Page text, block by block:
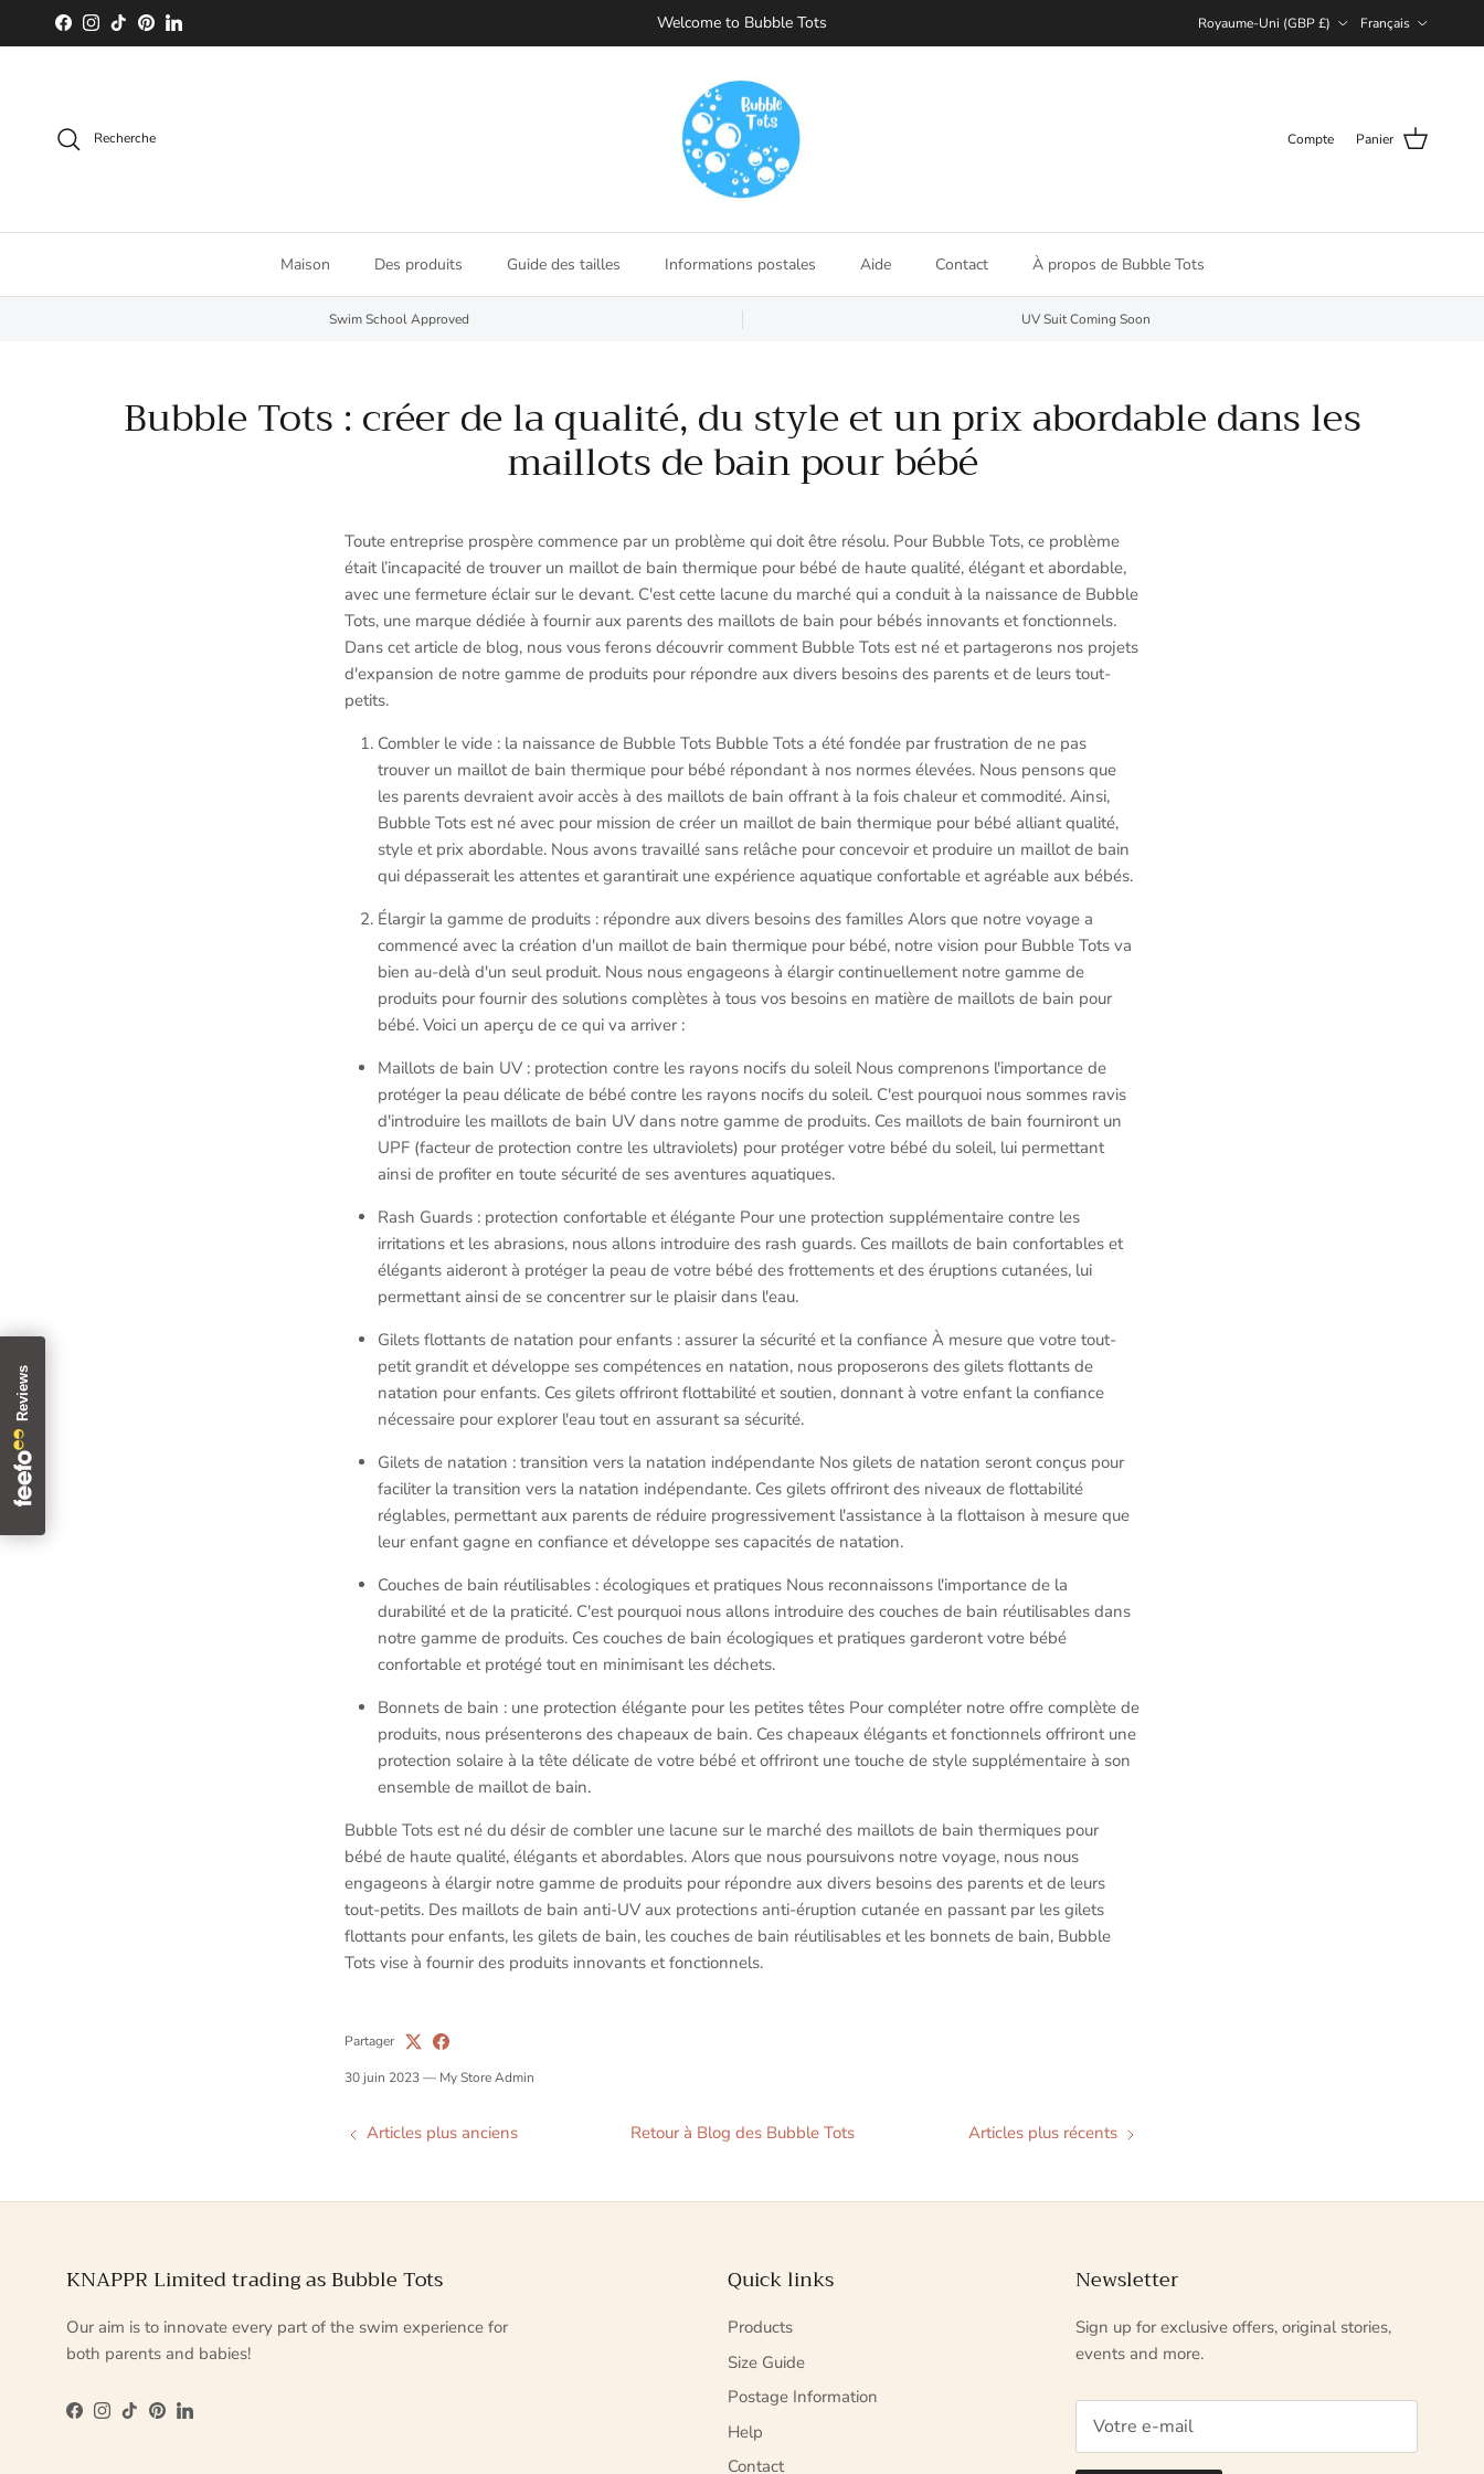
Aller au contenu
FacebookInstagram
TikTokPinterestLinkedIn Welcome to Bubble Tots Royaume-Uni (GBP £) Français
Recherche Compte Panier
Maison Des produits Guide des tailles Informations postales Aide Contact À propos de Bubble Tots
Swim School Approved UV Suit Coming Soon
Bubble Tots : créer de la qualité, du style et un prix abordable dans les
maillots de bain pour bébé
Toute entreprise prospère commence par un problème qui doit être résolu. Pour Bubble Tots, ce problème
était l’incapacité de trouver un maillot de bain thermique pour bébé de haute qualité, élégant et abordable,
avec une fermeture éclair sur le devant. C'est cette lacune du marché qui a conduit à la naissance de Bubble
Tots, une marque dédiée à fournir aux parents des maillots de bain pour bébés innovants et fonctionnels.
Dans cet article de blog, nous vous ferons découvrir comment Bubble Tots est né et partagerons nos projets
d'expansion de notre gamme de produits pour répondre aux divers besoins des parents et de leurs tout-
petits.
Combler le vide : la naissance de Bubble Tots Bubble Tots a été fondée par frustration de ne pas
trouver un maillot de bain thermique pour bébé répondant à nos normes élevées. Nous pensons que
les parents devraient avoir accès à des maillots de bain offrant à la fois chaleur et commodité. Ainsi,
Bubble Tots est né avec pour mission de créer un maillot de bain thermique pour bébé alliant qualité,
style et prix abordable. Nous avons travaillé sans relâche pour concevoir et produire un maillot de bain
qui dépasserait les attentes et garantirait une expérience aquatique confortable et agréable aux bébés.
Élargir la gamme de produits : répondre aux divers besoins des familles Alors que notre voyage a
commencé avec la création d'un maillot de bain thermique pour bébé, notre vision pour Bubble Tots va
bien au-delà d'un seul produit. Nous nous engageons à élargir continuellement notre gamme de
produits pour fournir des solutions complètes à tous vos besoins en matière de maillots de bain pour
bébé. Voici un aperçu de ce qui va arriver :
Maillots de bain UV : protection contre les rayons nocifs du soleil Nous comprenons l'importance de
protéger la peau délicate de bébé contre les rayons nocifs du soleil. C'est pourquoi nous sommes ravis
d'introduire les maillots de bain UV dans notre gamme de produits. Ces maillots de bain fourniront un
UPF (facteur de protection contre les ultraviolets) pour protéger votre bébé du soleil, lui permettant
ainsi de profiter en toute sécurité de ses aventures aquatiques.
Rash Guards : protection confortable et élégante Pour une protection supplémentaire contre les
irritations et les abrasions, nous allons introduire des rash guards. Ces maillots de bain confortables et
élégants aideront à protéger la peau de votre bébé des frottements et des éruptions cutanées, lui
permettant ainsi de se concentrer sur le plaisir dans l'eau.
Gilets flottants de natation pour enfants : assurer la sécurité et la confiance À mesure que votre tout-
petit grandit et développe ses compétences en natation, nous proposerons des gilets flottants de
natation pour enfants. Ces gilets offriront flottabilité et soutien, donnant à votre enfant la confiance
nécessaire pour explorer l'eau tout en assurant sa sécurité.
Gilets de natation : transition vers la natation indépendante Nos gilets de natation seront conçus pour
faciliter la transition vers la natation indépendante. Ces gilets offriront des niveaux de flottabilité
réglables, permettant aux parents de réduire progressivement l'assistance à la flottaison à mesure que
leur enfant gagne en confiance et développe ses capacités de natation.
Couches de bain réutilisables : écologiques et pratiques Nous reconnaissons l'importance de la
durabilité et de la praticité. C'est pourquoi nous allons introduire des couches de bain réutilisables dans
notre gamme de produits. Ces couches de bain écologiques et pratiques garderont votre bébé
confortable et protégé tout en minimisant les déchets.
Bonnets de bain : une protection élégante pour les petites têtes Pour compléter notre offre complète de
produits, nous présenterons des chapeaux de bain. Ces chapeaux élégants et fonctionnels offriront une
protection solaire à la tête délicate de votre bébé et offriront une touche de style supplémentaire à son
ensemble de maillot de bain.
Bubble Tots est né du désir de combler une lacune sur le marché des maillots de bain thermiques pour
bébé de haute qualité, élégants et abordables. Alors que nous poursuivons notre voyage, nous nous
engageons à élargir notre gamme de produits pour répondre aux divers besoins des parents et de leurs
tout-petits. Des maillots de bain anti-UV aux protections anti-éruption cutanée en passant par les gilets
flottants pour enfants, les gilets de bain, les couches de bain réutilisables et les bonnets de bain, Bubble
Tots vise à fournir des produits innovants et fonctionnels.
Partager
30 juin 2023— My Store Admin
Articles plus anciens Retour à Blog des Bubble Tots Articles plus récents
KNAPPR Limited trading as Bubble Tots
Our aim is to innovate every part of the swim experience for
both parents and babies!
Facebook
Instagram
TikTokPinterestLinkedIn
Quick links
Products
Size Guide
Postage Information
Help
Contact
Newsletter
Sign up for exclusive offers, original stories,
events and more.